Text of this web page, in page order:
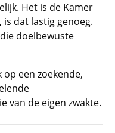
Het is de Kamer
is dat lastig genoeg.
doelbewuste
een zoekende,
van de eigen zwakte.